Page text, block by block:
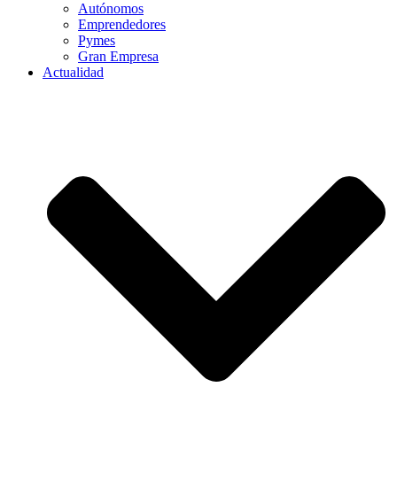
Autónomos
Emprendedores
Pymes
Gran Empresa
Actualidad